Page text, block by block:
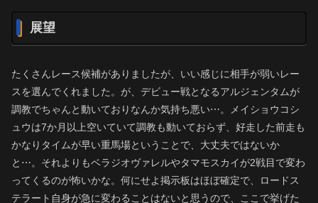
展望
たくさんレース候補がありましたが、いい感じに相手が弱いレー
スを選んでくれました。が、デビュー戦となるアルジェンタムが
調教でちゃんと動いておりなんか気持ち悪い⋯。メイショウコシ
ュウは7か月以上空いていて調教も動いておらず、好走した前走も
かなりタイムが早い重馬場ということで、大丈夫ではないか
と⋯。それよりもベラジオヴァレルやタマモスカイが2戦目で変わ
ってくるのが怖いかな。何にせよ掲示板はほぼ確定で、ロードス
テラート自身が急に変わることはないと思うので、ここで挙げた